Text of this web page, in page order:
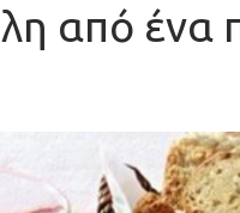
από ένα